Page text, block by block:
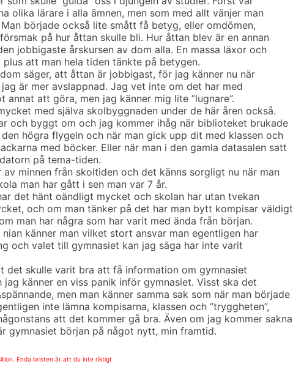
olika lärare i alla ämnen, men som med allt vänjer man
började också lite smått få betyg, eller omdömen,
på hur åttan skulle bli. Hur åttan blev är en annan
jobbigaste årskursen av dom alla. En massa läxor och
att man hela tiden tänkte på betygen.
säger, att åttan är jobbigast, för jag känner nu när
är mer avslappnad. Jag vet inte om det har med
annat att göra, men jag känner mig lite ”lugnare”.
med själva skolbyggnaden under de här åren också.
och byggt om och jag kommer ihåg när biblioteket brukade
högra flygeln och när man gick upp dit med klassen och
med böcker. Eller när man i den gamla datasalen satt
på tema-tiden.
av minnen från skoltiden och det känns sorgligt nu när man
man har gått i sen man var 7 år.
det hänt oändligt mycket och skolan har utan tvekan
och om man tänker på det har man bytt kompisar väldigt
man har några som har varit med ända från början.
nian känner man vilket stort ansvar man egentligen har
och valet till gymnasiet kan jag säga har inte varit
det skulle varit bra att få information om gymnasiet
jag känner en viss panik inför gymnasiet. Visst ska det
men man känner samma sak som när man började
inte lämna kompisarna, klassen och ”tryggheten”,
att det kommer gå bra. Även om jag kommer sakna
gymnasiet början på något nytt, min framtid.
Enda bristen är att du inte riktigt